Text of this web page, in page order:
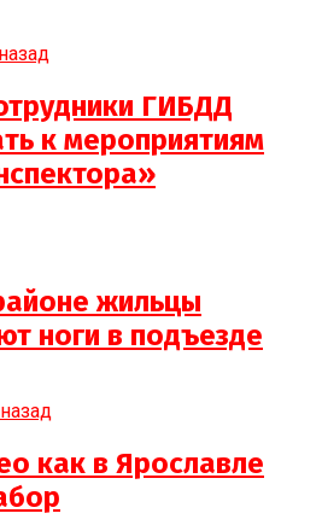
ГИБДД
к мероприятиям
жильцы
ноги в подъезде
как в Ярославле